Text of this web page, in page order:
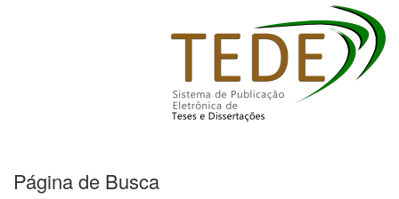
Página de Busca